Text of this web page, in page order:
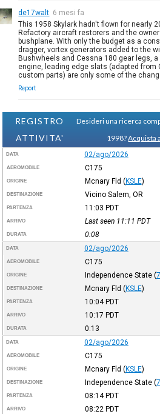
de17walt 6 mesi fa
This 1958 Skylark hadn't flown for nearly
Refactory aircraft restorers and the owner
bushplane. With only the budget as a
dragger, vortex generators added to the
Bushwheels and Cessna 180 gear legs, a
engine, leading edge slats (adapted from
custom parts) are only some of the
Report
REGISTRO
ATTIVITA'
Desideri una ricerca
1998?Acquista
DATA 02/ago/2026
AEROMOBILE C175
ORIGINE Mcnary Fld (KSLE)
DESTINAZIONE Vicino Salem, OR
PARTENZA 11:03 PDT
ARRIVO Last seen 11:11 PDT
DURATA 0:08
DATA 02/ago/2026
AEROMOBILE C175
ORIGINE Independence State (
DESTINAZIONE Mcnary Fld (KSLE)
PARTENZA 10:04PDT
ARRIVO 10:17 PDT
DURATA 0:13
DATA 02/ago/2026
AEROMOBILE C175
ORIGINE Mcnary Fld (KSLE)
DESTINAZIONE Independence State (
PARTENZA 08:14PDT
ARRIVO 08:22 PDT